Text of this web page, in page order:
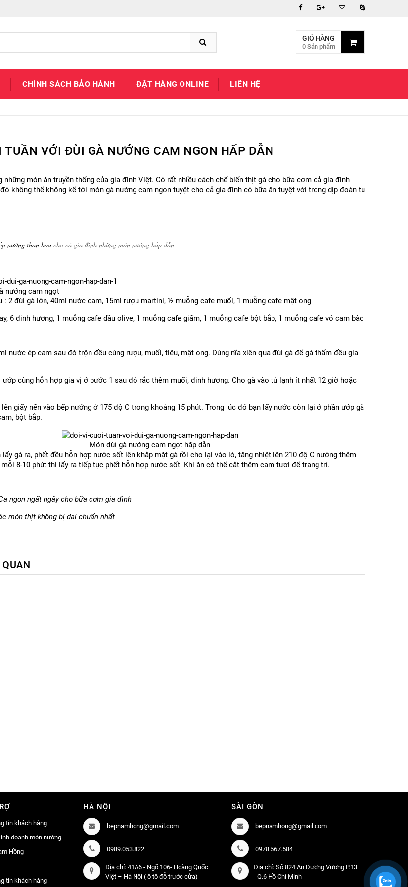
GIỎ HÀNG
0 Sản phẩm
CHÍNH SÁCH BẢO HÀNH ĐẶT HÀNG ONLINE LIÊN HỆ
TUẦN VỚI ĐÙI GÀ NƯỚNG CAM NGON HẤP DẪN
những món ăn truyền thống của gia đình Việt. Có rất nhiều cách chế biến thịt gà cho bữa cơm cả gia đình
không thể không kể tới món gà nướng cam ngon tuyệt cho cả gia đình có bữa ăn tuyệt vời trong dịp đoàn tụ
nướng than hoa cho cả gia đình những món nướng hấp dẫn
nướng cam ngọt
: 2 đùi gà lớn, 40ml nước cam, 15ml rượu martini, ½ muỗng cafe muối, 1 muỗng cafe mật ong
6 đinh hương, 1 muỗng cafe dầu olive, 1 muỗng cafe giấm, 1 muỗng cafe bột bắp, 1 muỗng cafe vỏ cam bào
nước ép cam sau đó trộn đều cùng rượu, muối, tiêu, mật ong. Dùng nĩa xiên qua đùi gà để gà thấm đều gia
ướp cùng hỗn hợp gia vị ở bước 1 sau đó rắc thêm muối, đinh hương. Cho gà vào tủ lạnh ít nhất 12 giờ hoặc
giấy nến vào bếp nướng ở 175 độ C trong khoảng 15 phút. Trong lúc đó bạn lấy nước còn lại ở phần ướp gà
bột bắp.
Món đùi gà nướng cam ngọt hấp dẫn
lấy gà ra, phết đều hỗn hợp nước sốt lên khắp mặt gà rồi cho lại vào lò, tăng nhiệt lên 210 độ C nướng thêm
mỗi 8-10 phút thì lấy ra tiếp tục phết hỗn hợp nước sốt. Khi ăn có thể cắt thêm cam tươi để trang trí.
ngon ngất ngây cho bữa cơm gia đình
món thịt không bị dai chuẩn nhất
tin khách hàng
doanh món nướng
Hồng
tin khách hàng
HÀ NỘI
bepnamhong@gmail.com
0989.053.822
Địa chỉ: 41A6 - Ngõ 106- Hoàng Quốc
Việt – Hà Nội ( ô tô đỗ trước cửa)
SÀI GÒN
bepnamhong@gmail.com
0978.567.584
Địa chỉ: Số 824 An Dương Vương P.13
- Q.6 Hồ Chí Minh